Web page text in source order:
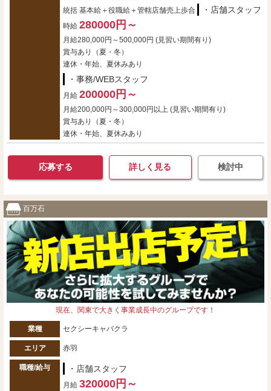
統括 基本給＋役職給＋管轄店舗売上歩合
・店舗スタッフ
時給 280000円～
月給280,000円～500,000円 (見習い期間有り)
賞与あり（夏・冬）
連休・年始、夏休みあり
・事務/WEBスタッフ
月給 200000円～
月給200,000円～300,000円以上 (見習い期間有り)
賞与あり（夏・冬）
連休・年始、夏休みあり
応募する 詳しく見る 検討中
百万石
現在、関東で大きく事業成長中のグループです！
業種 セクシーキャバクラ
エリア 赤羽
職種/給与 ・店舗スタッフ
月給 320000円～